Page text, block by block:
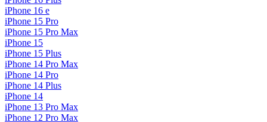
iPhone 16 e
iPhone 15 Pro
iPhone 15 Pro Max
iPhone 15
iPhone 15 Plus
iPhone 14 Pro Max
iPhone 14 Pro
iPhone 14 Plus
iPhone 14
iPhone 13 Pro Max
iPhone 12 Pro Max